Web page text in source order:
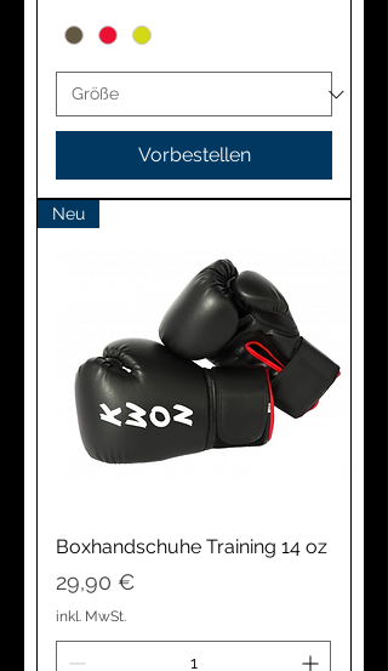
Vorbestellen
Neu
Boxhandschuhe Training 14 oz
Preis
29,90 €
inkl. MwSt.